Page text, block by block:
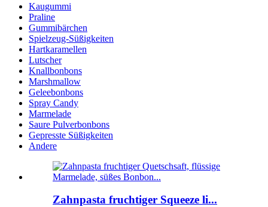
Kaugummi
Praline
Gummibärchen
Spielzeug-Süßigkeiten
Hartkaramellen
Lutscher
Knallbonbons
Marshmallow
Geleebonbons
Spray Candy
Marmelade
Saure Pulverbonbons
Gepresste Süßigkeiten
Andere
Zahnpasta fruchtiger Squeeze li...